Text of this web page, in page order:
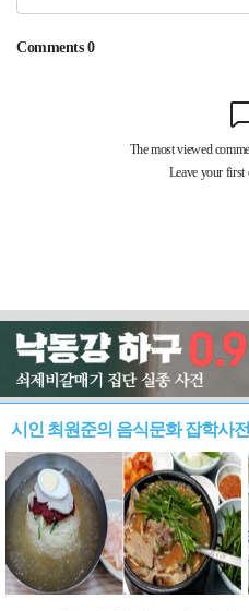
시인 최원준의 음식문화 잡학사전